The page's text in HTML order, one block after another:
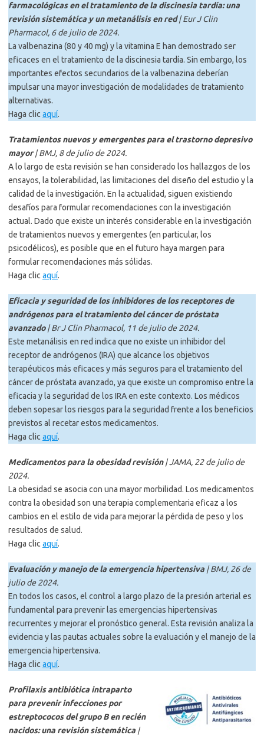
farmacológicas en el tratamiento de la discinesia tardía: una
revisión sistemática y un metanálisis en red| Eur J Clin
Pharmacol, 6 de julio de 2024.
La valbenazina (80 y 40 mg) y la vitamina E han demostrado ser
eficaces en el tratamiento de la discinesia tardía. Sin embargo, los
importantes efectos secundarios de la valbenazina deberían
impulsar una mayor investigación de modalidades de tratamiento
alternativas.
Haga clicaquí.
Tratamientos nuevos y emergentes para el trastorno depresivo
mayor| BMJ, 8 de julio de 2024.
A lo largo de esta revisión se han considerado los hallazgos de los
ensayos, la tolerabilidad, las limitaciones del diseño del estudio y la
calidad de la investigación. En la actualidad, siguen existiendo
desafíos para formular recomendaciones con la investigación
actual. Dado que existe un interés considerable en la investigación
de tratamientos nuevos y emergentes (en particular, los
psicodélicos), es posible que en el futuro haya margen para
formular recomendaciones más sólidas.
Haga clicaquí.
Eficacia y seguridad de los inhibidores de los receptores de
andrógenos para el tratamiento del cáncer de próstata
avanzado| Br J Clin Pharmacol, 11 de julio de 2024.
Este metanálisis en red indica que no existe un inhibidor del
receptor de andrógenos (IRA) que alcance los objetivos
terapéuticos más eficaces y más seguros para el tratamiento del
cáncer de próstata avanzado, ya que existe un compromiso entre la
eficacia y la seguridad de los IRA en este contexto. Los médicos
deben sopesar los riesgos para la seguridad frente a los beneficios
previstos al recetar estos medicamentos.
Haga clicaquí.
Medicamentos para la obesidad revisión| JAMA, 22 de julio de
2024.
La obesidad se asocia con una mayor morbilidad. Los medicamentos
contra la obesidad son una terapia complementaria eficaz a los
cambios en el estilo de vida para mejorar la pérdida de peso y los
resultados de salud.
Haga clicaquí.
Evaluación y manejo de la emergencia hipertensiva | BMJ, 26 de
julio de 2024.
En todos los casos, el control a largo plazo de la presión arterial es
fundamental para prevenir las emergencias hipertensivas
recurrentes y mejorar el pronóstico general. Esta revisión analiza la
evidencia y las pautas actuales sobre la evaluación y el manejo de la
emergencia hipertensiva.
Haga clicaquí.
Profilaxis antibiótica intraparto
para prevenir infecciones por
estreptococos del grupo B en recién
nacidos: una revisión sistemática |